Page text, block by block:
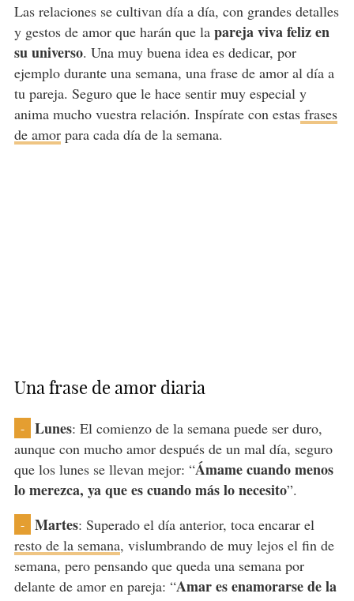
Las relaciones se cultivan día a día, con grandes detalles
y gestos de amor que harán que la pareja viva feliz en
su universo. Una muy buena idea es dedicar, por
ejemplo durante una semana, una frase de amor al día a
tu pareja. Seguro que le hace sentir muy especial y
anima mucho vuestra relación. Inspírate con estasfrases
de amorpara cada día de la semana.
Una frase de amor diaria
- Lunes: El comienzo de la semana puede ser duro,
aunque con mucho amor después de un mal día, seguro
que los lunes se llevan mejor: “Ámame cuando menos
lo merezca, ya que es cuando más lo necesito”.
- Martes: Superado el día anterior, toca encarar el
resto de la semana, vislumbrando de muy lejos el fin de
semana, pero pensando que queda una semana por
delante de amor en pareja: “Amar es enamorarse de la